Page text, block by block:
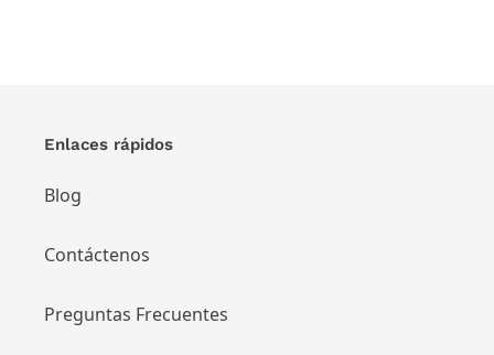
Enlaces rápidos
Blog
Contáctenos
Preguntas Frecuentes